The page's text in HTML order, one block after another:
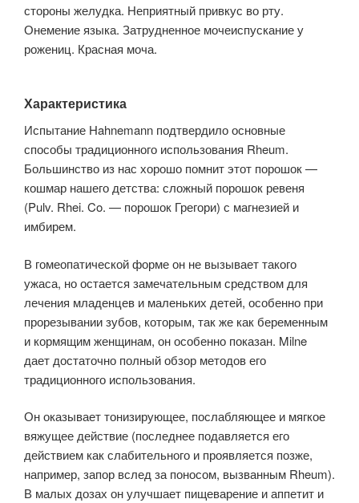
стороны желудка. Неприятный привкус во рту.
Онемение языка. Затрудненное мочеиспускание у
рожениц. Красная моча.
Характеристика
Испытание Hahnemann подтвердило основные
способы традиционного использования Rheum.
Большинство из нас хорошо помнит этот порошок —
кошмар нашего детства: сложный порошок ревеня
(Pulv. Rhei. Co. — порошок Грегори) с магнезией и
имбирем.
В гомеопатической форме он не вызывает такого
ужаса, но остается замечательным средством для
лечения младенцев и маленьких детей, особенно при
прорезывании зубов, которым, так же как беременным
и кормящим женщинам, он особенно показан. Milne
дает достаточно полный обзор методов его
традиционного использования.
Он оказывает тонизирующее, послабляющее и мягкое
вяжущее действие (последнее подавляется его
действием как слабительного и проявляется позже,
например, запор вслед за поносом, вызванным Rheum).
В малых дозах он улучшает пищеварение и аппетит и